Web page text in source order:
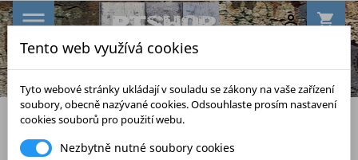
 shopping_cart

search
DOPRAVA ZDARMA
Tento web využívá cookies
Tyto webové stránky ukládají v souladu se zákony na vaše zařízení
soubory, obecně nazývané cookies. Odsouhlaste prosím nastavení
cookies souborů pro použití webu.
Nezbytně nutné soubory cookies